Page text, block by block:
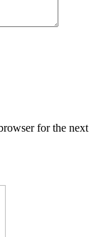
for the next